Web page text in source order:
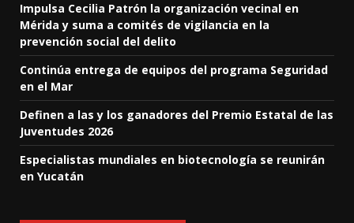
Impulsa Cecilia Patrón la organización vecinal en
Mérida y suma a comités de vigilancia en la
prevención social del delito
Continúa entrega de equipos del programa Seguridad
en el Mar
Definen a las y los ganadores del Premio Estatal de las
Juventudes 2026
Especialistas mundiales en biotecnología se reunirán
en Yucatán